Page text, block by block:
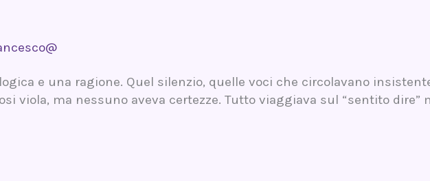
e una ragione. Quel silenzio, quelle voci che circolavano
viola, ma nessuno aveva certezze. Tutto viaggiava sul “sentito dire”